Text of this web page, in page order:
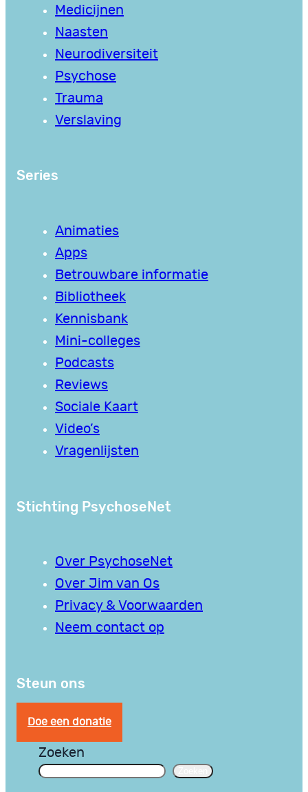
Medicijnen
Naasten
Neurodiversiteit
Psychose
Trauma
Verslaving
Series
Animaties
Apps
Betrouwbare informatie
Bibliotheek
Kennisbank
Mini-colleges
Podcasts
Reviews
Sociale Kaart
Video’s
Vragenlijsten
Stichting PsychoseNet
Over PsychoseNet
Over Jim van Os
Privacy & Voorwaarden
Neem contact op
Steun ons
Doe een donatie
Zoeken